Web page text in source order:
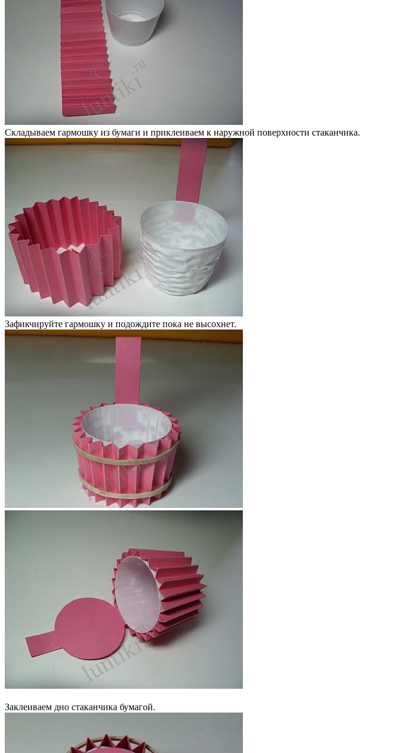
Складываем гармошку из бумаги и приклеиваем к наружной поверхности стаканчика.
Зафикчируйте гармошку и подождите пока не высохнет.
Заклеиваем дно стаканчика бумагой.